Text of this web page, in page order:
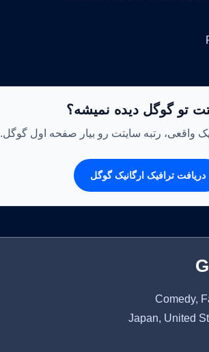
تو گوگل دیده نمیشه؟
واقعی، رتبه سایتت رو بیار صفحه اول گوگل.
دریافت ترافیک ارگانیک گوگل